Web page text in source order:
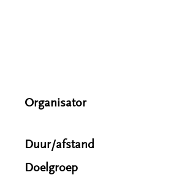
Organisator
Duur/afstand
Doelgroep